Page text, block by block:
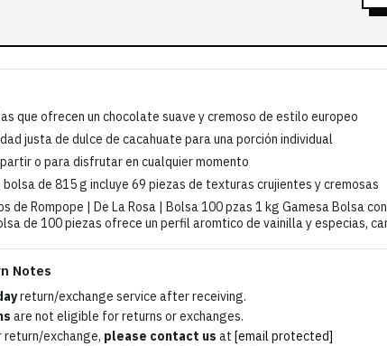
que ofrecen un chocolate suave y cremoso de estilo europeo
justa de dulce de cacahuate para una porción individual
o para disfrutar en cualquier momento
de 815 g incluye 69 piezas de texturas crujientes y cremosas
de Rompope | De La Rosa | Bolsa 100 pzas 1 kg Gamesa Bolsa
de 100 piezas ofrece un perfil aromtico de vainilla y especias,
Notes
return/exchange service after receiving.
are not eligible for returns or exchanges.
return/exchange, please contact us at [email protected]